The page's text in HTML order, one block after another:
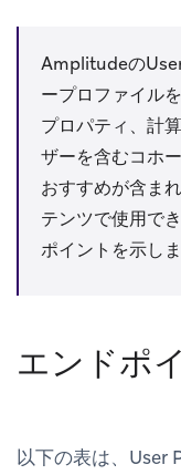
Amplitudeの
ープロファイル
プロパティ、計
ザーを含むコホ
おすすめが含ま
テンツで使用で
ポイントを示しま
エンドポ
以下の表は、User